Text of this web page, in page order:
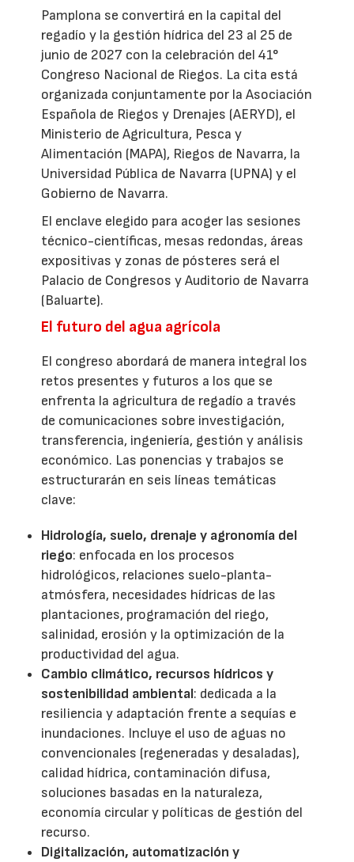
Pamplona se convertirá en la capital del
regadío y la gestión hídrica del 23 al 25 de
junio de 2027 con la celebración del 41°
Congreso Nacional de Riegos. La cita está
organizada conjuntamente por la Asociación
Española de Riegos y Drenajes (AERYD), el
Ministerio de Agricultura, Pesca y
Alimentación (MAPA), Riegos de Navarra, la
Universidad Pública de Navarra (UPNA) y el
Gobierno de Navarra.
El enclave elegido para acoger las sesiones
técnico-científicas, mesas redondas, áreas
expositivas y zonas de pósteres será el
Palacio de Congresos y Auditorio de Navarra
(Baluarte).
El futuro del agua agrícola
El congreso abordará de manera integral los
retos presentes y futuros a los que se
enfrenta la agricultura de regadío a través
de comunicaciones sobre investigación,
transferencia, ingeniería, gestión y análisis
económico. Las ponencias y trabajos se
estructurarán en seis líneas temáticas
clave:
Hidrología, suelo, drenaje y agronomía del
riego: enfocada en los procesos
hidrológicos, relaciones suelo-planta-
atmósfera, necesidades hídricas de las
plantaciones, programación del riego,
salinidad, erosión y la optimización de la
productividad del agua.
Cambio climático, recursos hídricos y
sostenibilidad ambiental: dedicada a la
resiliencia y adaptación frente a sequías e
inundaciones. Incluye el uso de aguas no
convencionales (regeneradas y desaladas),
calidad hídrica, contaminación difusa,
soluciones basadas en la naturaleza,
economía circular y políticas de gestión del
recurso.
Digitalización, automatización y